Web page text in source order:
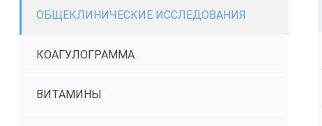
ОБЩЕКЛИНИЧЕСКИЕ ИССЛЕДОВАНИЯ
КОАГУЛОГРАММА
ВИТАМИНЫ